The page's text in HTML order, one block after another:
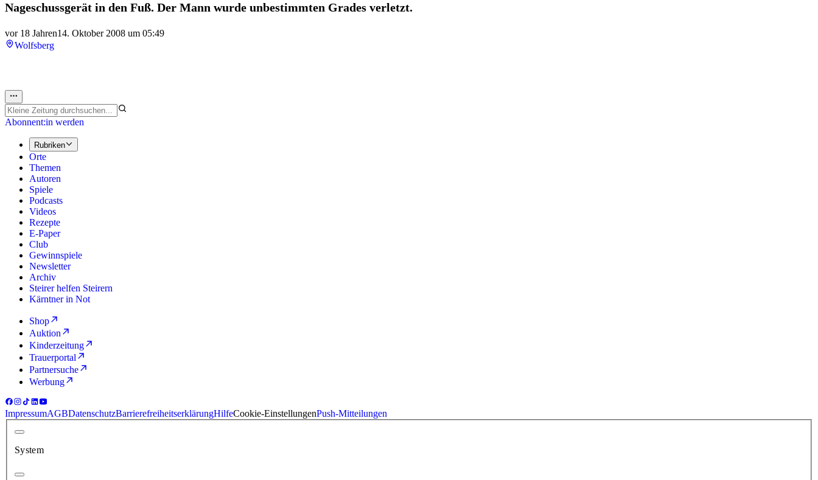
Nageschussgerät in den Fuß. Der Mann wurde unbestimmten Grades verletzt.
vor 18 Jahren14. Oktober 2008 um 05:49
Wolfsberg
Abonnent:in werden
Rubriken
Orte
Themen
Autoren
Spiele
Podcasts
Videos
Rezepte
E-Paper
Club
Gewinnspiele
Newsletter
Archiv
Steirer helfen Steirern
Kärntner in Not
Shop
Auktion
Kinderzeitung
Trauerportal
Partnersuche
Werbung
ImpressumAGBDatenschutzBarrierefreiheitserklärungHilfeCookie-EinstellungenPush-Mitteilungen
System